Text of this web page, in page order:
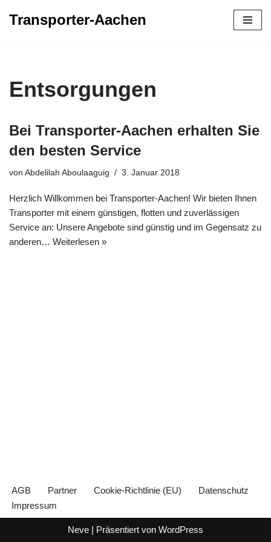
Transporter-Aachen
Entsorgungen
Bei Transporter-Aachen erhalten Sie
den besten Service
von Abdelilah Aboulaaguig 3. Januar 2018
Herzlich Willkommen bei Transporter-Aachen! Wir bieten Ihnen
Transporter mit einem günstigen, flotten und zuverlässigen
Service an: Unsere Angebote sind günstig und im Gegensatz zu
anderen… Weiterlesen »
AGB Partner Cookie-Richtlinie (EU)
Datenschutz
Impressum
Neve | Präsentiert von WordPress